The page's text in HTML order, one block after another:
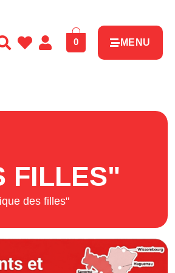
0 MENU
FILLES"
des filles"